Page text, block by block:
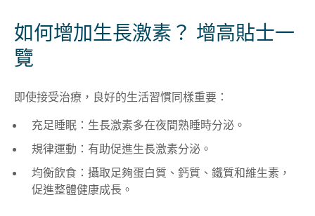
如何增加生長激素？ 增高貼士一
覽
即使接受治療，良好的生活習慣同樣重要：
充足睡眠：生長激素多在夜間熟睡時分泌。
規律運動：有助促進生長激素分泌。
均衡飲食：攝取足夠蛋白質、鈣質、鐵質和維生素，
促進整體健康成長。